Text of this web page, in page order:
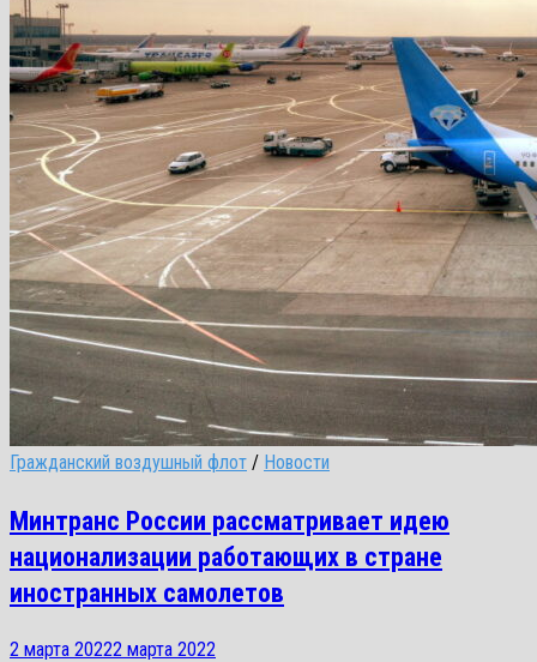
Гражданский воздушный флот / Новости
Минтранс России рассматривает идею
национализации работающих в стране
иностранных самолетов
2 марта 20222 марта 2022